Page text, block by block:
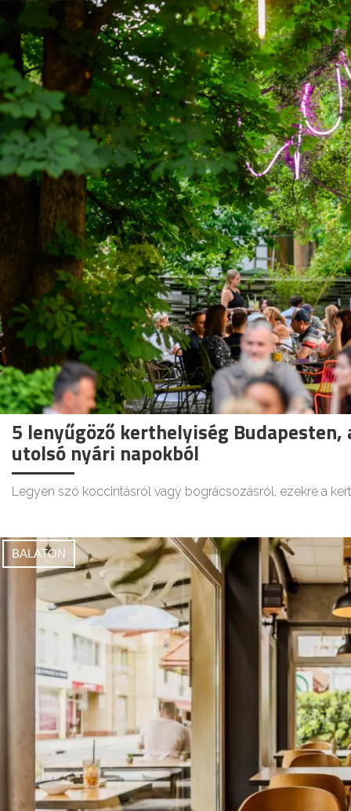
5 lenyűgöző kerthelyiség
utolsó nyári napokból
Legyen szó koccintásról vagy bográcsozásról, ezekre a
BALATON